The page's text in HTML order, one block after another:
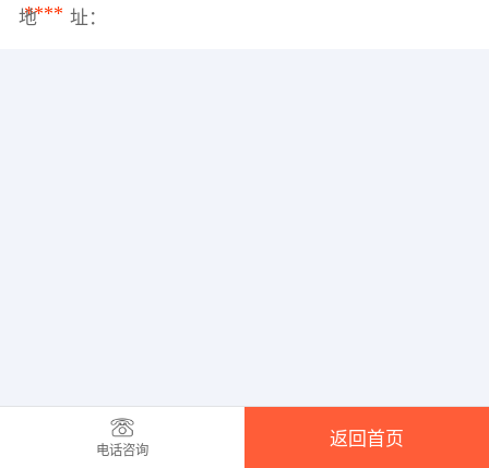
****
地 址：
电话咨询
返回首页